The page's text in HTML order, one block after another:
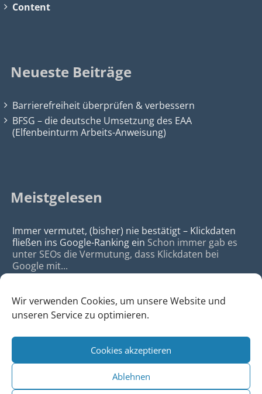
Wir verwenden Cookies, um unsere Website und
unseren Service zu optimieren.
Cookies akzeptieren
Ablehnen
Content
Neueste Beiträge
Barrierefreiheit überprüfen & verbessern
BFSG – die deutsche Umsetzung des EAA
(Elfenbeinturm Arbeits-Anweisung)
Meistgelesen
Immer vermutet, (bisher) nie bestätigt – Klickdaten
fließen ins Google-Ranking ein Schon immer gab es
unter SEOs die Vermutung, dass Klickdaten bei
Google mit...
da Agency - Webagentur für Webdesign & SEO, Köln
•Webdesign Köln|SEO Köln|Sitemap|Impressum